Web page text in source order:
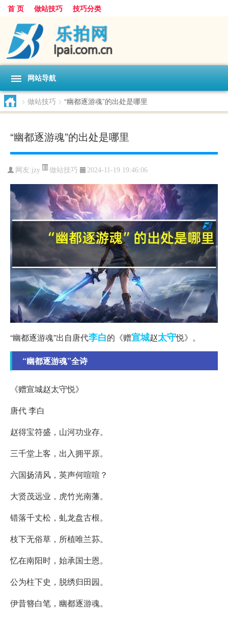
首 页 做站技巧 技巧分类
网站导航
> 做站技巧 > “幽都逐游魂”的出处是哪里
“幽都逐游魂”的出处是哪里
网友:jzy 做站技巧 2024-11-19 19:46:06
“幽都逐游魂”出自唐代李白的《赠宣城赵太守悦》。
“幽都逐游魂”全诗
《赠宣城赵太守悦》
唐代 李白
赵得宝符盛，山河功业存。
三千堂上客，出入拥平原。
六国扬清风，英声何喧喧？
大贤茂远业，虎竹光南藩。
错落千丈松，虬龙盘古根。
枝下无俗草，所植唯兰荪。
忆在南阳时，始承国士恩。
公为柱下史，脱绣归田园。
伊昔簪白笔，幽都逐游魂。